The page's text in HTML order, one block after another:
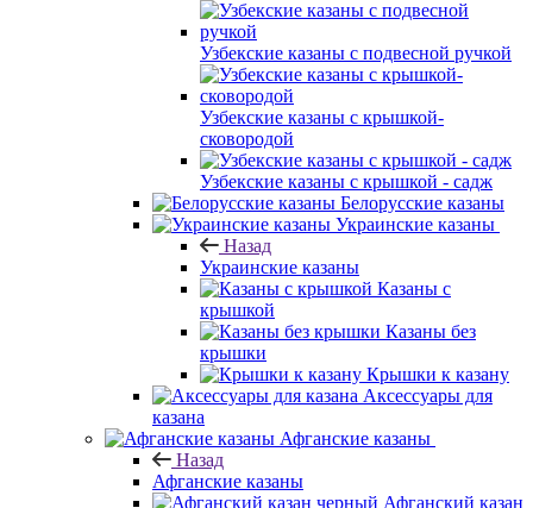
Узбекские казаны с подвесной ручкой
Узбекские казаны с крышкой-
сковородой
Узбекские казаны с крышкой - садж
Белорусские казаны
Украинские казаны
Назад
Украинские казаны
Казаны с
крышкой
Казаны без
крышки
Крышки к казану
Аксессуары для
казана
Афганские казаны
Назад
Афганские казаны
Афганский казан